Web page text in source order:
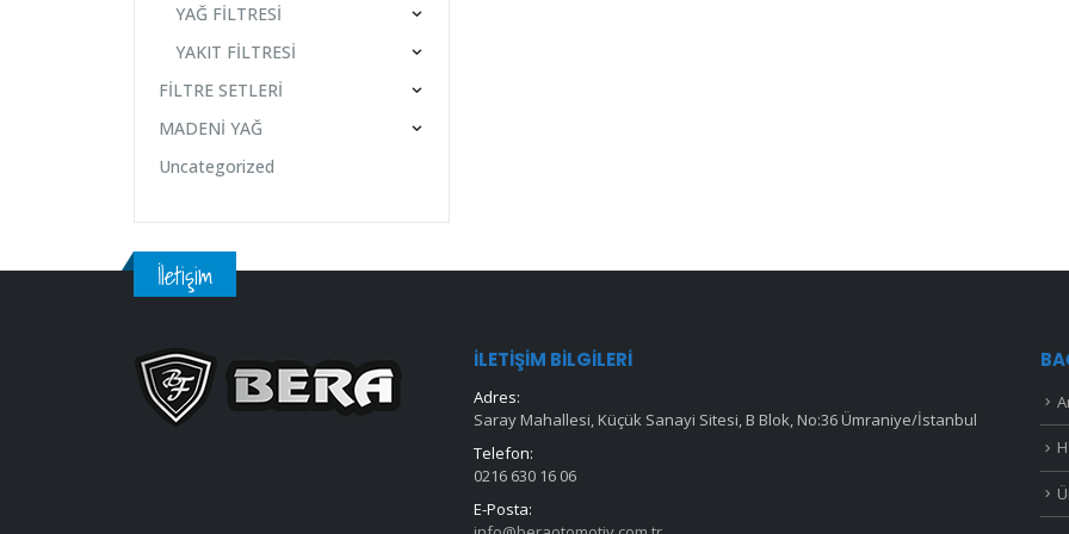
YAĞ FİLTRESİ
YAKIT FİLTRESİ
FİLTRE SETLERİ
MADENİ YAĞ
Uncategorized
İletişim
İLETIŞIM BILGILERI
Adres:
Saray Mahallesi, Küçük Sanayi Sitesi, B Blok, No:36 Ümraniye/İstanbul
Telefon:
0216 630 16 06
E-Posta: